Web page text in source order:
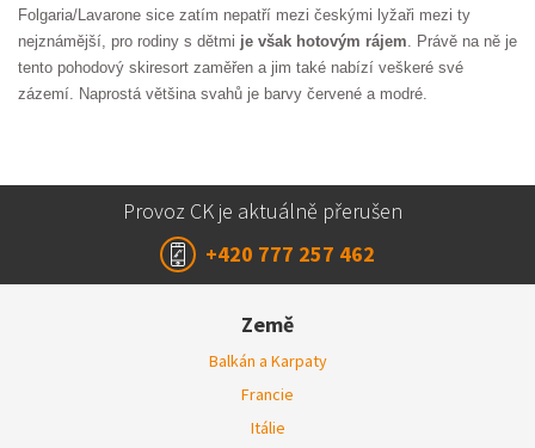
Folgaria/Lavarone sice zatím nepatří mezi českými lyžaři mezi ty
nejznámější, pro rodiny s dětmi je však hotovým rájem . Právě na ně je
tento pohodový skiresort zaměřen a jim také nabízí veškeré své
zázemí. Naprostá většina svahů je barvy červené a modré.
Provoz CK je aktuálně přerušen
+420 777 257 462
Země
Balkán a Karpaty
Francie
Itálie